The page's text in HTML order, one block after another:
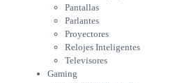
Bebés & Niños
Conservadoras & Térmicos
Electrodomésticos
Cocina
Cuidado Personal
Limpieza & Organización
Pantallas
Parlantes
Proyectores
Relojes Inteligentes
Televisores
Gaming